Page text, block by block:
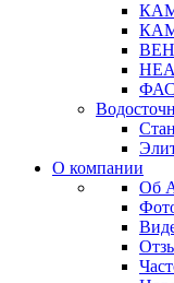
О компании
Об